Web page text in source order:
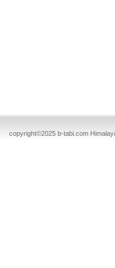
copyright©2025 b-tabi.com